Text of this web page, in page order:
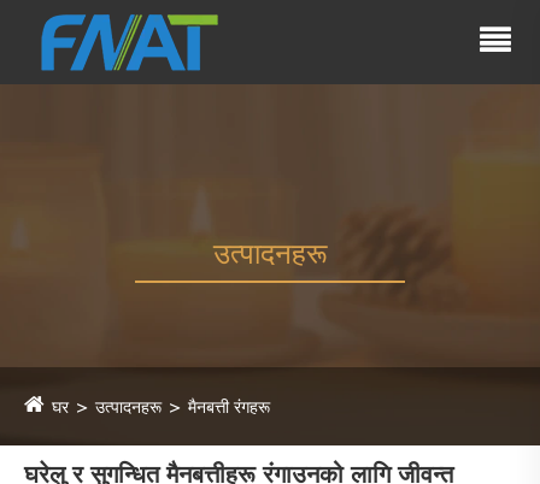
उत्पादनहरू
घर उत्पादनहरू मैनबत्ती रंगहरू
घरेलु र सुगन्धित मैनबत्तीहरू रंगाउनको लागि जीवन्त